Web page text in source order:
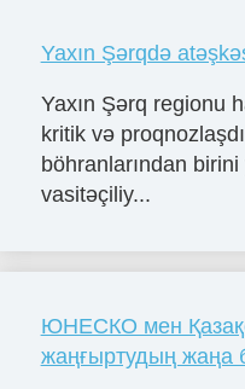
Yaxın Şərqdə
Yaxın Şərq regionu
kritik və
böhranlarından birini
vasitəçiliy...
ЮНЕСКО мен
жаңғыртудың жаңа